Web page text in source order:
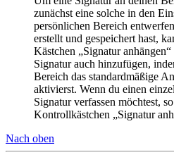
zunächst eine solche in den
persönlichen Bereich
erstellt und gespeichert hast,
Kästchen „Signatur
Signatur auch hinzufügen,
Bereich das standardmäßige
aktivierst. Wenn du einen
Signatur verfassen möchtest,
Kontrollkästchen „Signatur
Nach oben